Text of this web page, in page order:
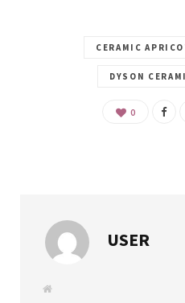
CERAMIC
DYSON
0
USER
W